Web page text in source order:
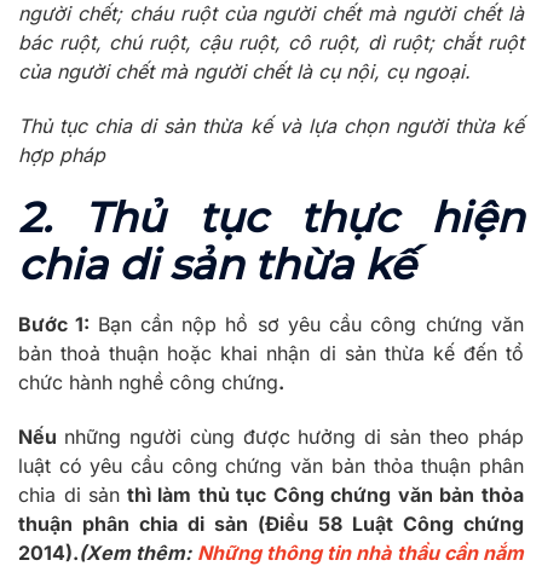
người chết; cháu ruột của người chết mà người chết là
bác ruột, chú ruột, cậu ruột, cô ruột, dì ruột; chắt ruột
của người chết mà người chết là cụ nội, cụ ngoại.
Thủ tục chia di sản thừa kế và lựa chọn người thừa kế
hợp pháp
2. Thủ tục thực hiện
chia di sản thừa kế
Bước1: Bạn cần nộp hồ sơ yêu cầu công chứng văn
bản thoả thuận hoặc khai nhận di sản thừa kế đến tổ
chức hành nghề công chứng.
Nếu những người cùng được hưởng di sản theo pháp
luật có yêu cầu công chứng văn bản thỏa thuận phân
chia di sản thì làm thủ tục Công chứng văn bản thỏa
thuận phân chia di sản (Điều 58 Luật Công chứng
2014).(Xem thêm: Những thông tin nhà thầu cần nắm